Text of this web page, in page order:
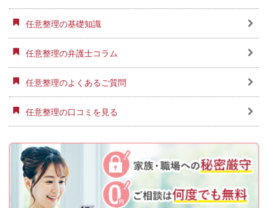
任意整理の基礎知識
任意整理の弁護士コラム
任意整理のよくあるご質問
任意整理の口コミを見る